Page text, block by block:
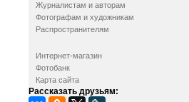
Журналистам и авторам
Фотографам и художникам
Распространителям
Интернет-магазин
Фотобанк
Карта сайта
Рассказать друзьям: